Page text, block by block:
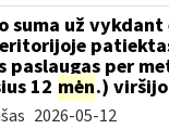
suma už vykdant
paslaugas per
12 mėn.)
2026-05-12